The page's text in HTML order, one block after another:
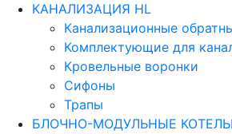
КАНАЛИЗАЦИЯ HL
Канализационные
Комплектующие для
Кровельные воронки
Сифоны
Трапы
БЛОЧНО-МОДУЛЬНЫЕ